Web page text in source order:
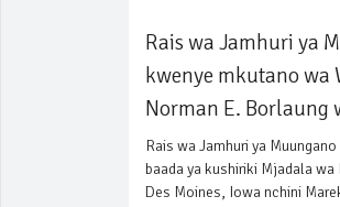
Rais wa Jamhuri ya
kwenye mkutano wa
Norman E.
Rais wa Jamhuri ya
baada ya kushiriki Mjadala
Des Moines, Iowa nchini